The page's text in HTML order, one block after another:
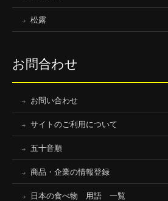
松露
お問合わせ
お問い合わせ
サイトのご利用について
五十音順
商品・企業の情報登録
日本の食べ物 用語 一覧